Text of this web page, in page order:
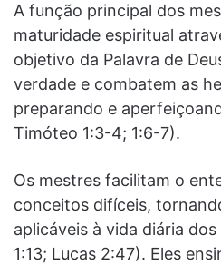
A função principal dos
maturidade espiritual
objetivo da Palavra de
verdade e combatem as
preparando e
Timóteo 1:3-4; 1:6-7).
Os mestres facilitam o
conceitos difíceis,
aplicáveis à vida diária
1:13; Lucas 2:47). Eles